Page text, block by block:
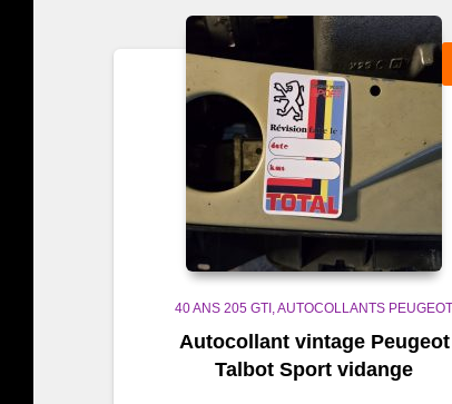
popularité
40 ANS 205 GTI AUTOCOLLANTS PEUGEOT
Autocollant vintage Peugeot
Talbot Sport vidange